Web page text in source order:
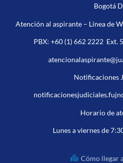
Bogotá
Atención al aspirante – Línea de
PBX: +60 (1) 662 2222Ext.
Notificaciones
Horario de
Lunes a viernes de
Cómo llegar